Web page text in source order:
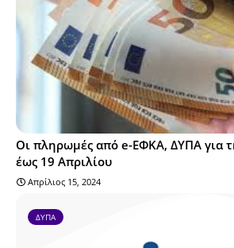
Οι πληρωμές από e-ΕΦΚΑ, ΔΥΠΑ για
έως 19 Απριλίου
Απρίλιος 15, 2024
ΔΥΠΑ